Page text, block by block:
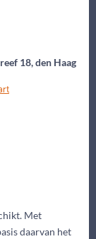
18, den Haag
Met
daarvan het